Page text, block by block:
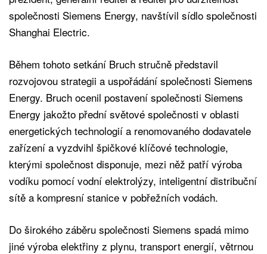
společnosti Siemens Energy, navštívil sídlo společnosti
Shanghai Electric.
Během tohoto setkání Bruch stručně představil
rozvojovou strategii a uspořádání společnosti Siemens
Energy. Bruch ocenil postavení společnosti Siemens
Energy jakožto přední světové společnosti v oblasti
energetických technologií a renomovaného dodavatele
zařízení a vyzdvihl špičkové klíčové technologie,
kterými společnost disponuje, mezi něž patří výroba
vodíku pomocí vodní elektrolýzy, inteligentní distribuční
sítě a kompresní stanice v pobřežních vodách.
Do širokého záběru společnosti Siemens spadá mimo
jiné výroba elektřiny z plynu, transport energií, větrnou